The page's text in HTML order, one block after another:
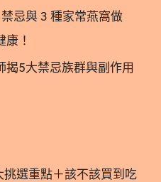
極限的
健康提升、擁有4大保健
油是什麼？為什麼特別
取來自南極海域中的南
，其中含有天然豐富的長
蝦油成為寵物保健品中的
。 3. 磷蝦油4大功效：寵
忌與 3 種家常燕窩做
！
揭5大禁忌族群與副作用
選重點＋該不該買到吃